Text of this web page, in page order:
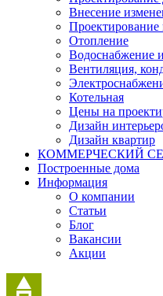
Внесение
Отопление
Водоснабжение
Вентиляция,
Котельная
Цены на
Дизайн
Дизайн квартир
КОММЕРЧЕСКИЙ
Построенные дома
Информация
О компании
Статьи
Блог
Вакансии
Акции